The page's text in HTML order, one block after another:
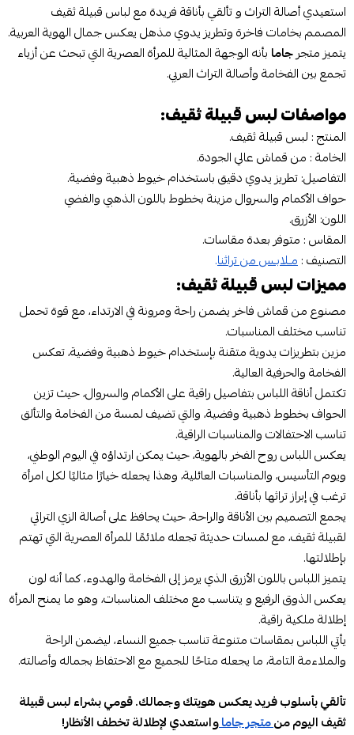
استعيدي أصالة التراث و تألقي بأناقة فريدة مع لباس قبيلة ثقيف
المصمم بخامات فاخرة وتطريز يدوي مذهل يعكس جمال الهوية العربية.
يتميز متجرجاما بأنه الوجهة المثالية للمرأة العصرية التي تبحث عن أزياء
تجمع بين الفخامة وأصالة التراث العربي.
مواصفات لبس قبيلة ثقيف:
المنتج : لبس قبيلة ثقيف.
الخامة : من قماش عالي الجودة.
التفاصيل: تطريز يدوي دقيق باستخدام خيوط ذهبية وفضية.
حواف الأكمام والسروال مزينة بخطوط باللون الذهبي والفضي
اللون: الأزرق.
المقاس : متوفر بعدة مقاسات.
التصنيف :مـلابـس من تراثنا.
مميزات لبس قبيلة ثقيف:
مصنوع من قماش فاخر يضمن راحة ومرونة في الارتداء، مع قوة تحمل
تناسب مختلف المناسبات.
مزين بتطريزات يدوية متقنة بإستخدام خيوط ذهبية وفضية، تعكس
الفخامة والحرفية العالية.
تكتمل أناقة اللباس بتفاصيل راقية على الأكمام والسروال، حيث تزين
الحواف بخطوط ذهبية وفضية، والتي تضيف لمسة من الفخامة والتألق
تناسب الاحتفالات والمناسبات الراقية.
يعكس اللباس روح الفخر بالهوية، حيث يمكن ارتداؤه في اليوم الوطني،
ويوم التأسيس، والمناسبات العائلية، وهذا يجعله خيارًا مثاليًا لكل امرأة
ترغب في إبراز تراثها بأناقة.
يجمع التصميم بين الأناقة والراحة، حيث يحافظ على أصالة الزي التراثي
لقبيلة ثقيف، مع لمسات حديثة تجعله ملائمًا للمرأة العصرية التي تهتم
بإطلالتها.
يتميز اللباس باللون الأزرق الذي يرمز إلى الفخامة والهدوء، كما أنه لون
يعكس الذوق الرفيع و يتناسب مع مختلف المناسبات، وهو ما يمنح المرأة
إطلالة ملكية راقية.
يأتي اللباس بمقاسات متنوعة تناسب جميع النساء، ليضمن الراحة
والملاءمة التامة، ما يجعله متاحًا للجميع مع الاحتفاظ بجماله وأصالته.
تألقي بأسلوب فريد يعكس هويتك وجمالك. قومي بشراء لبس قبيلة
ثقيف اليوم منمتجر جاماواستعدي لإطلالة تخطف الأنظار!